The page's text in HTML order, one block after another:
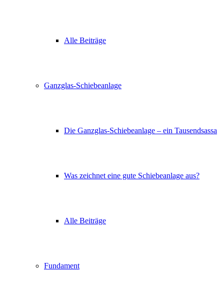
Alle Beiträge
Ganzglas-Schiebeanlage
Die Ganzglas-Schiebeanlage – ein Tausendsassa
Was zeichnet eine gute Schiebeanlage aus?
Alle Beiträge
Fundament